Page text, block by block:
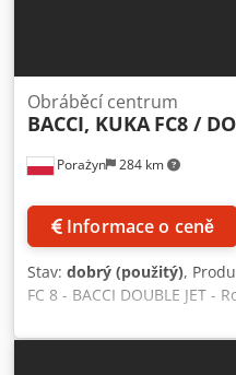
Porażyn 284 km
Obráběcí centrum
BACCI, KUKA FC8 /
Informace o ceně
Stav: dobrý (použitý),
FC 8 - BACCI DOUBLE JET -
Automatický kopírovací,
frézovací a brousicí
křesel, pohovek, postelí,